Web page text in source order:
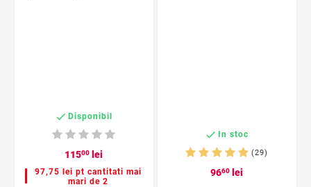
 Disponibil
11500 lei
97,75 lei pt cantitati mai
mari de 2
 In stoc
(29)
9660 lei